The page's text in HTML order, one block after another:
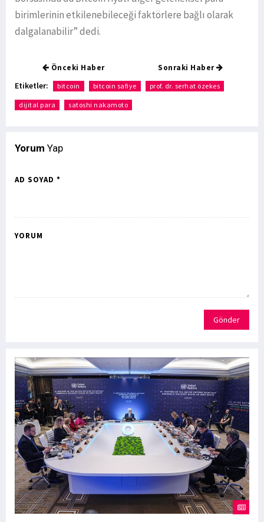
birimlerinin etkilenebileceği faktörlere bağlı olarak
dalgalanabilir” dedi.
Önceki Haber Sonraki Haber
Etiketler: bitcoin bitcoin safiye prof. dr. serhat özekes
dijital para satoshi nakamoto
Yorum Yap
AD SOYAD *
YORUM
Gönder